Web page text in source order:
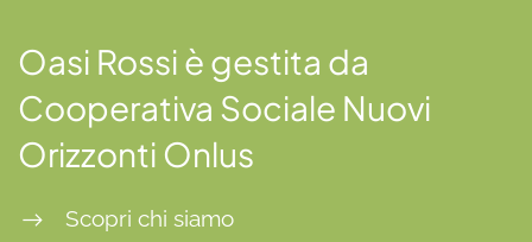
Oasi Rossi è gestita da
Cooperativa Sociale Nuovi
Orizzonti Onlus
Scopri chi siamo